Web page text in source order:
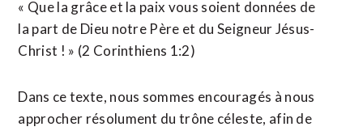
« Que la grâce et la paix vous soient données de
la part de Dieu notre Père et du Seigneur Jésus-
Christ ! » (2 Corinthiens 1:2)
Dans ce texte, nous sommes encouragés à nous
approcher résolument du trône céleste, afin de